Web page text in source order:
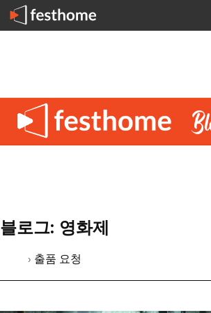
블로그: 영화제
› 출품 요청